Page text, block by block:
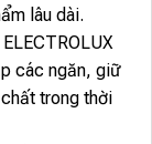
lâu dài.
các ngăn, giữ
trong thời